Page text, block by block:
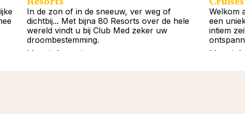
In de zon of in de sneeuw, ver weg of
dichtbij... Met bijna 80 Resorts over de hele
wereld vindt u bij Club Med zeker uw
droombestemming.
Meer informatie
Welkom
een
intiem
Meer